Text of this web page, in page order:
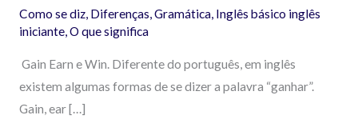
Como se diz, Diferenças,Gramática, Inglês básico inglês
iniciante,O que significa
Gain Earn e Win. Diferente do português, em inglês
existem algumas formas de se dizer a palavra “ganhar”.
Gain, ear […]